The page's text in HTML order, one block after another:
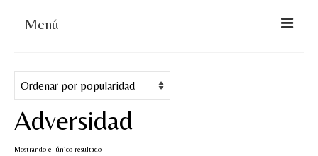
Menú
Juegos y puzles
Materiales de juego
Adversidad
Mostrando el único resultado